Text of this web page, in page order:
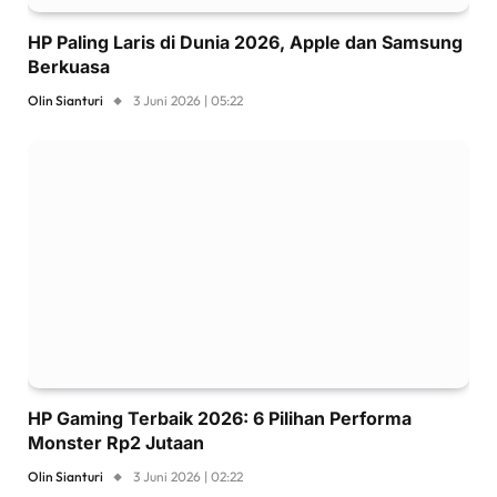
HP Paling Laris di Dunia 2026, Apple dan Samsung
Berkuasa
Olin Sianturi 3 Juni 2026 | 05:22
HP Gaming Terbaik 2026: 6 Pilihan Performa
Monster Rp2 Jutaan
Olin Sianturi 3 Juni 2026 | 02:22